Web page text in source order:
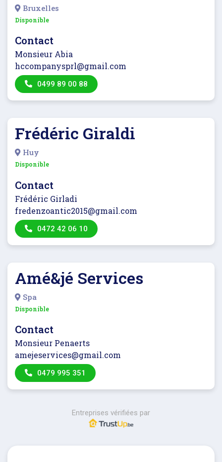
Bruxelles
Disponible
Contact
Monsieur Abia
hccompanysprl@gmail.com
0499 89 00 88
Frédéric Giraldi
Huy
Disponible
Contact
Frédéric Girladi
fredenzoantic2015@gmail.com
0472 42 06 10
Amé&jé Services
Spa
Disponible
Contact
Monsieur Penaerts
amejeservices@gmail.com
0479 995 351
Entreprises vérifiées par